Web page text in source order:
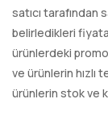
satıcı tarafından
belirledikleri
ürünlerdeki
ve ürünlerin
ürünlerin stok ve